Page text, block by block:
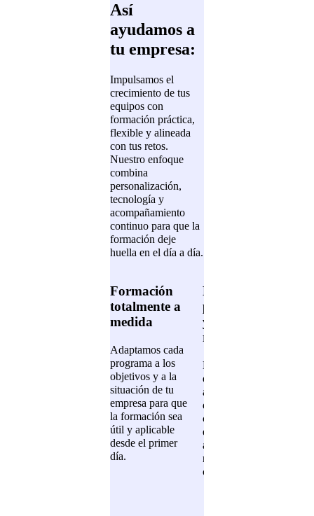
Así
ayudamos a
tu empresa:
Impulsamos el
crecimiento de tus
equipos con
formación práctica,
flexible y alineada
con tus retos.
Nuestro enfoque
combina
personalización,
tecnología y
acompañamiento
continuo para que la
formación deje
huella en el día a día.
Formación
totalmente a
medida
Adaptamos cada
programa a los
objetivos y a la
situación de tu
empresa para que
la formación sea
útil y aplicable
desde el primer
día.
Más
participación
y mejores
resultados
Diseñamos
experiencias de
aprendizaje
dinámicas que
conectan con tus
equipos y
aumentan la
motivación y el
compromiso.